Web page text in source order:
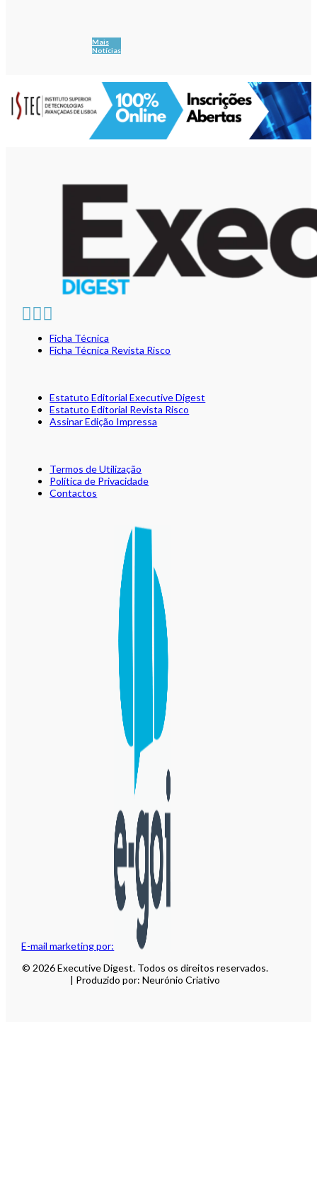
Mais
Notícias
E-mail marketing por:
Ficha Técnica
Ficha Técnica Revista Risco
Estatuto Editorial Executive Digest
Estatuto Editorial Revista Risco
Assinar Edição Impressa
Termos de Utilização
Política de Privacidade
Contactos
© 2026 Executive Digest. Todos os direitos reservados.
| Produzido por: Neurónio Criativo